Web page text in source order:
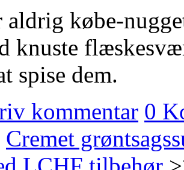
aldrig købe-
knuste
spise dem.
kommentar 0
Cremet